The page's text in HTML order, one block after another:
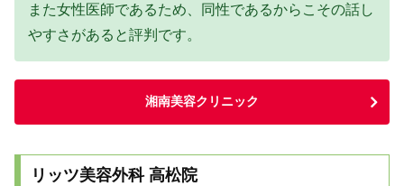
また女性医師であるため、同性であるからこその話し
やすさがあると評判です。
湘南美容クリニック
リッツ美容外科 高松院